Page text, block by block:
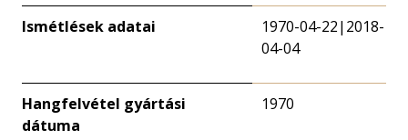
Ismétlések adatai
1970-04-22|2018-
04-04
Hangfelvétel gyártási
dátuma
1970